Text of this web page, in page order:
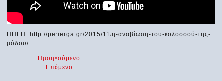
ΠΗΓΗ: http://perierga.gr/2015/11/η-αναβίωση-του-κολοσσού-της-
ρόδου/
Προηγούμενο
Επόμενο